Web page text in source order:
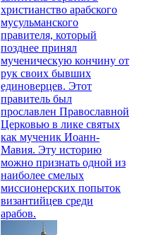
христианство арабского
мусульманского
правителя, который
позднее принял
мученическую кончину от
рук своих бывших
единоверцев. Этот
правитель был
прославлен Православной
Церковью в лике святых
как мученик Иоанн-
Мавия. Эту историю
можно признать одной из
наиболее смелых
миссионерских попыток
византийцев среди
арабов.